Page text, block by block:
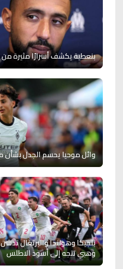
بنعطية يكشف أسرارًا مثيرة
وائل موحيا يحسم الجدل بشأن
بلجيكا وهولندا والبرتغال
وهبي تتجه إلى أسود الاطلس